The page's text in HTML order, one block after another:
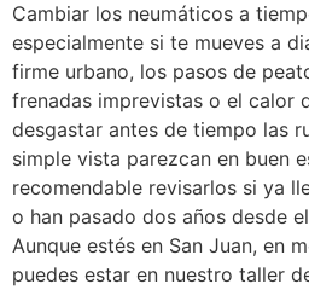
Cambiar los neumáticos a
especialmente si te mueves a
firme urbano, los pasos de
frenadas imprevistas o el calor
desgastar antes de tiempo las
simple vista parezcan en buen
recomendable revisarlos si ya
o han pasado dos años desde
Aunque estés en San Juan, en
puedes estar en nuestro taller